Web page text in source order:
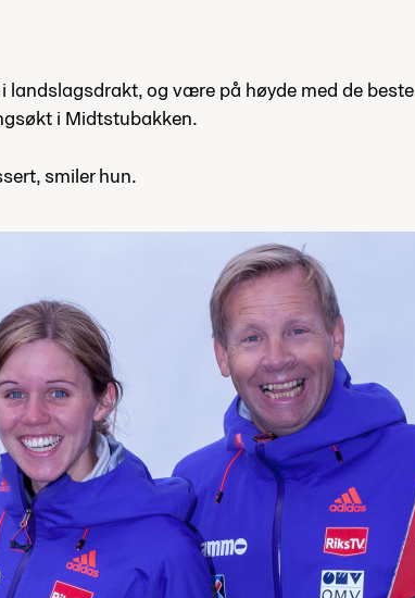
landslagsdrakt, og være på høyde med de beste
i Midtstubakken.
smiler hun.